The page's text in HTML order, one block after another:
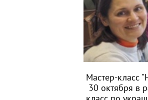
Мастер-класс
30 октября в